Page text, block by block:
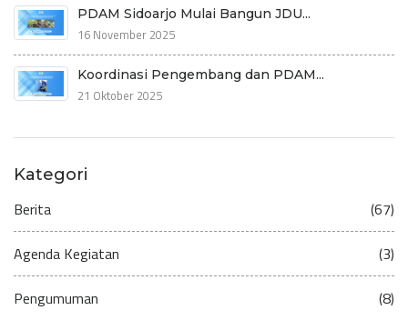
PDAM Sidoarjo Mulai Bangun JDU...
16 November 2025
Koordinasi Pengembang dan PDAM...
21 Oktober 2025
Kategori
Berita (67)
Agenda Kegiatan (3)
Pengumuman (8)